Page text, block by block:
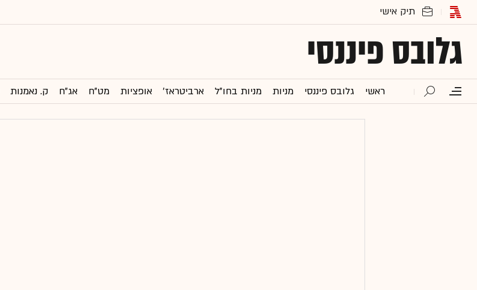
גלובס פיננסי
ראשי גלובס פיננסי מניות מניות בחו"ל ארביטראז' אופציות מט"ח אג"ח ק. נאמנות